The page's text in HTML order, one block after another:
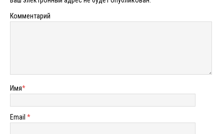
Комментарий
Имя*
Email *